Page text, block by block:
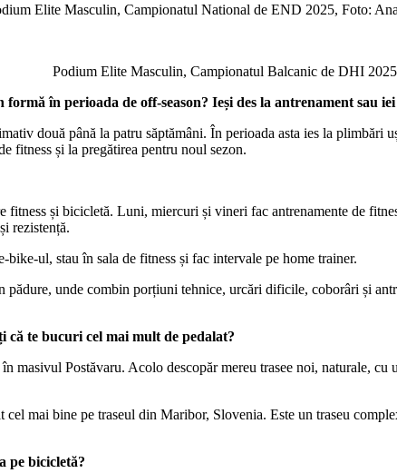
Elite Masculin, Campionatul National de END 2025, Foto:
Podium Elite Masculin, Campionatul Balcanic de DHI 2025
în perioada de off-season? Ieși des la antrenament sau
două până la patru săptămâni. În perioada asta ies la plimbări
fitness și la pregătirea pentru noul sezon.
fitness și bicicletă. Luni, miercuri și vineri fac antrenamente de
rezistență.
ul, stau în sala de fitness și fac intervale pe home trainer.
unde combin porțiuni tehnice, urcări dificile, coborâri și
te bucuri cel mai mult de pedalat?
masivul Postăvaru. Acolo descopăr mereu trasee noi, naturale,
mai bine pe traseul din Maribor, Slovenia. Este un traseu
pe bicicletă?